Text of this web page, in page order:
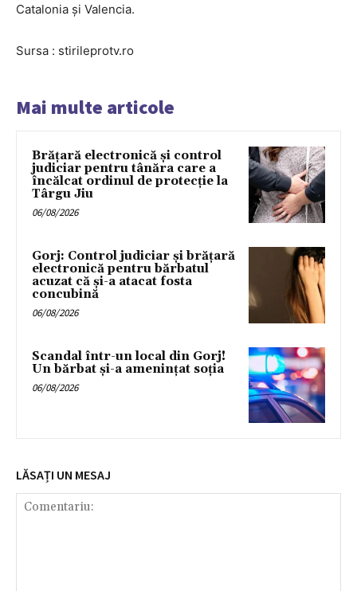
Catalonia și Valencia.
Sursa : stirileprotv.ro
Mai multe articole
Brățară electronică și control
judiciar pentru tânăra care a
încălcat ordinul de protecție la
Târgu Jiu
06/08/2026
Gorj: Control judiciar și brățară
electronică pentru bărbatul
acuzat că și-a atacat fosta
concubină
06/08/2026
Scandal într-un local din Gorj!
Un bărbat și-a amenințat soția
06/08/2026
LĂSAȚI UN MESAJ